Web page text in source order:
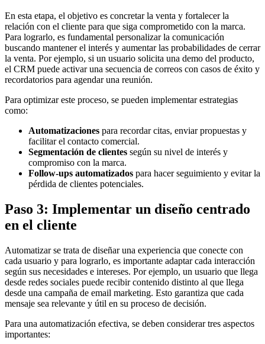
En esta etapa, el objetivo es concretar la venta y fortalecer la
relación con el cliente para que siga comprometido con la marca.
Para lograrlo, es fundamental personalizar la comunicación
buscando mantener el interés y aumentar las probabilidades de cerrar
la venta. Por ejemplo, si un usuario solicita una demo del producto,
el CRM puede activar una secuencia de correos con casos de éxito y
recordatorios para agendar una reunión.
Para optimizar este proceso, se pueden implementar estrategias
como:
Automatizaciones para recordar citas, enviar propuestas y
facilitar el contacto comercial.
Segmentación de clientes según su nivel de interés y
compromiso con la marca.
Follow-ups automatizados para hacer seguimiento y evitar la
pérdida de clientes potenciales.
Paso 3: Implementar un diseño centrado
en el cliente
Automatizar se trata de diseñar una experiencia que conecte con
cada usuario y para lograrlo, es importante adaptar cada interacción
según sus necesidades e intereses. Por ejemplo, un usuario que llega
desde redes sociales puede recibir contenido distinto al que llega
desde una campaña de email marketing. Esto garantiza que cada
mensaje sea relevante y útil en su proceso de decisión.
Para una automatización efectiva, se deben considerar tres aspectos
importantes: